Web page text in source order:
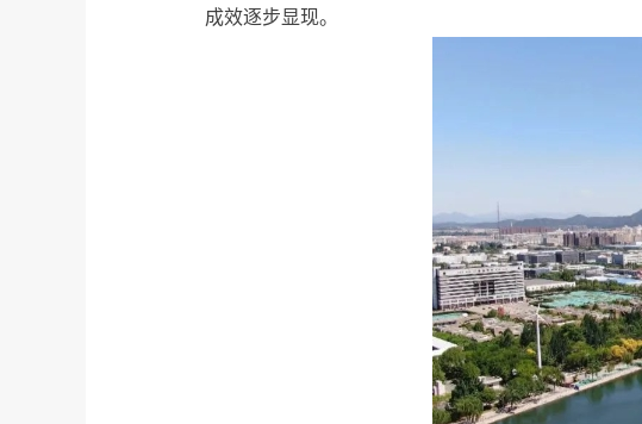
成效逐步显现。